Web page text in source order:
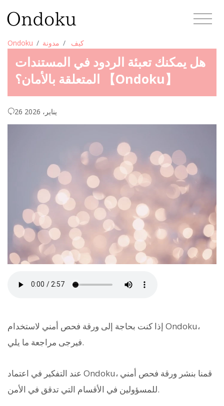
Ondoku مدونة كيف
هل يمكنك تعبئة الردود في المستندات
المتعلقة بالأمان؟ 【Ondoku】
26 يناير، 2026
إذا كنت بحاجة إلى ورقة فحص أمني لاستخدام Ondoku،
فيرجى مراجعة ما يلي.
عند التفكير في اعتماد Ondoku، قمنا بنشر ورقة فحص أمني
للمسؤولين في الأقسام التي تدقق في الأمن.